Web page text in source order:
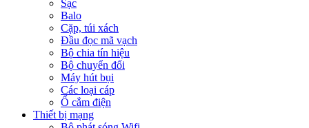
Sạc
Balo
Cặp, túi xách
Đầu đọc mã vạch
Bộ chia tín hiệu
Bộ chuyển đổi
Máy hút bụi
Các loại cáp
Ổ cắm điện
Thiết bị mạng